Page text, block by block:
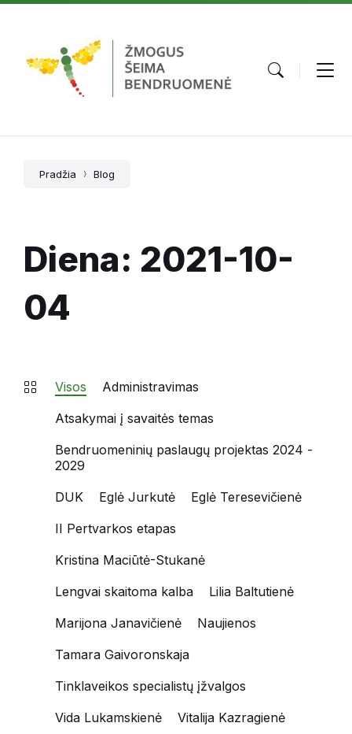
Skip
Skip
Skip
Pradžia Blog
Diena: 2021-10-
04
Visos
Administravimas
Atsakymai į savaitės temas
Bendruomeninių paslaugų projektas 2024 -
2029
DUK
Eglė Jurkutė
Eglė Teresevičienė
II Pertvarkos etapas
Kristina Maciūtė-Stukanė
Lengvai skaitoma kalba
Lilia Baltutienė
Marijona Janavičienė
Naujienos
Tamara Gaivoronskaja
Tinklaveikos specialistų įžvalgos
Vida Lukamskienė
Vitalija Kazragienė